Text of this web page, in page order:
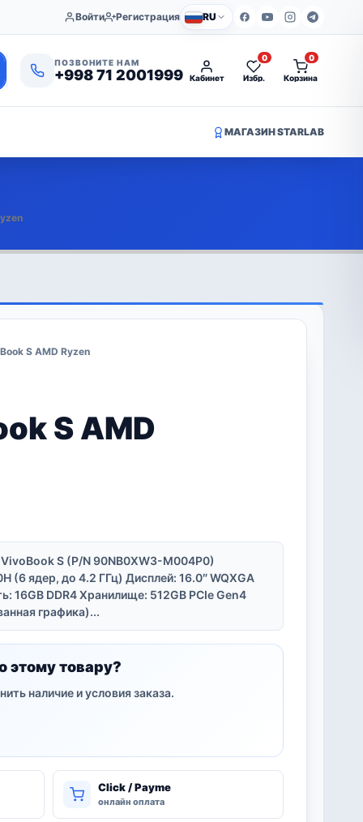
Войти Регистрация RU
ПОЗВОНИТЕ НАМ
+998 71 2001999 Кабинет Избр.
0
Корзина
0
МАГАЗИН STARLAB
S AMD Ryzen
S AMD
S (P/N 90NB0XW3-M004P0)
(6 ядер, до 4.2 ГГц) Дисплей: 16.0″ WQXGA
16GB DDR4 Хранилище: 512GB PCIe Gen4
графика)...
этому товару?
наличие и условия заказа.
Click / Payme
онлайн оплата